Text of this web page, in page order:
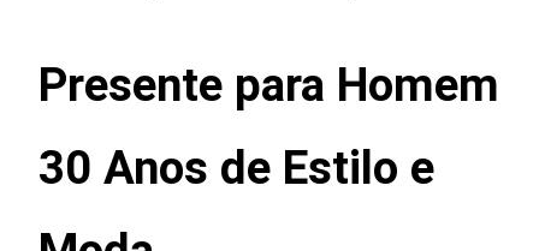
Presente para Homem
30 Anos de Estilo e